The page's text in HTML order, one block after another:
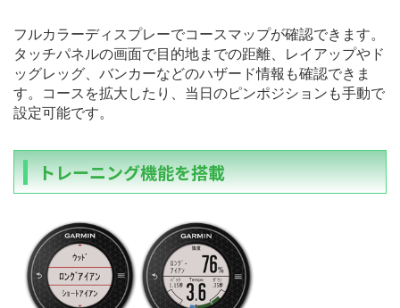
フルカラーディスプレーでコースマップが確認できます。
タッチパネルの画面で目的地までの距離、レイアップやド
ッグレッグ、バンカーなどのハザード情報も確認できま
す。コースを拡大したり、当日のピンポジションも手動で
設定可能です。
トレーニング機能を搭載